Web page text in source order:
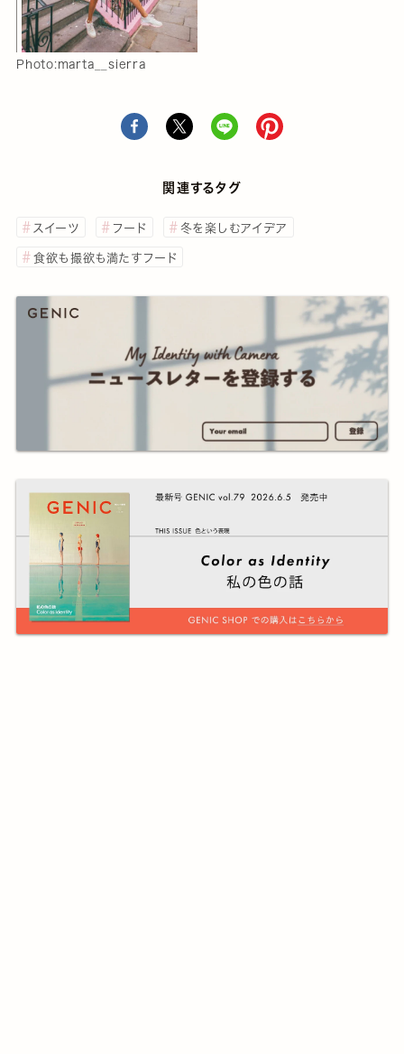
Photo:marta__sierra
関連するタグ
スイーツ フード 冬を楽しむアイデア
食欲も撮欲も満たすフード